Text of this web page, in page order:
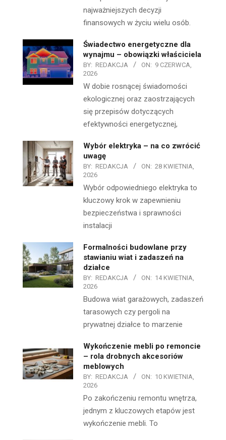
najważniejszych decyzji
finansowych w życiu wielu osób.
Świadectwo energetyczne dla
wynajmu – obowiązki właściciela
BY: REDAKCJA ON: 9 CZERWCA,
2026
W dobie rosnącej świadomości
ekologicznej oraz zaostrzających
się przepisów dotyczących
efektywności energetycznej,
Wybór elektryka – na co zwrócić
uwagę
BY: REDAKCJA ON: 28 KWIETNIA,
2026
Wybór odpowiedniego elektryka to
kluczowy krok w zapewnieniu
bezpieczeństwa i sprawności
instalacji
Formalności budowlane przy
stawianiu wiat i zadaszeń na
działce
BY: REDAKCJA ON: 14 KWIETNIA,
2026
Budowa wiat garażowych, zadaszeń
tarasowych czy pergoli na
prywatnej działce to marzenie
Wykończenie mebli po remoncie
– rola drobnych akcesoriów
meblowych
BY: REDAKCJA ON: 10 KWIETNIA,
2026
Po zakończeniu remontu wnętrza,
jednym z kluczowych etapów jest
wykończenie mebli. To